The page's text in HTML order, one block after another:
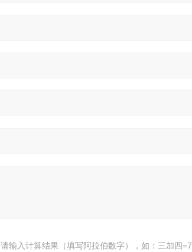
请输入计算结果（填写阿拉伯数字），如：三加四=7